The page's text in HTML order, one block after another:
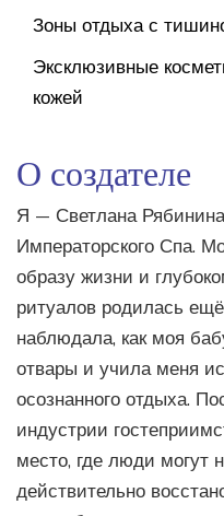
Зоны отдыха с
Эксклюзивные
кожей
О создателе
Я — Светлана
Императорского Спа.
образу жизни и
ритуалов родилась ещё
наблюдала, как моя
отвары и учила меня
осознанного отдыха.
индустрии
место, где люди могут
действительно